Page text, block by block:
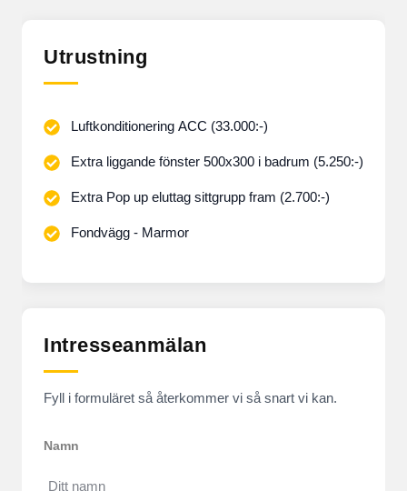
Utrustning
Luftkonditionering ACC (33.000:-)
Extra liggande fönster 500x300 i badrum (5.250:-)
Extra Pop up eluttag sittgrupp fram (2.700:-)
Fondvägg - Marmor
Intresseanmälan
Fyll i formuläret så återkommer vi så snart vi kan.
Namn